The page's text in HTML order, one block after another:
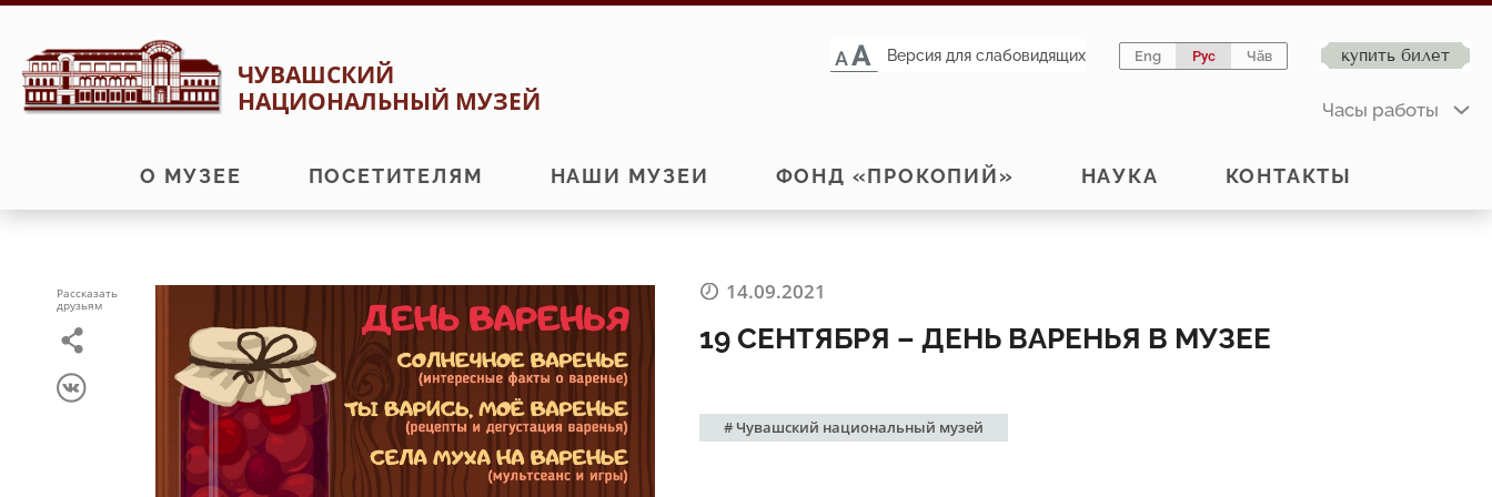
Перейти
к
навигации
Перейти
к
содержимому
ЧУВАШСКИЙ
НАЦИОНАЛЬНЫЙ МУЗЕЙ
Версия для слабовидящих Eng Рус Чӑв купить билет
Часы работы
О МУЗЕЕ ПОСЕТИТЕЛЯМ НАШИ МУЗЕИ ФОНД «ПРОКОПИЙ» НАУКА КОНТАКТЫ
Рассказать
друзьям
14.09.2021
19 СЕНТЯБРЯ – ДЕНЬ ВАРЕНЬЯ В МУЗЕЕ
# Чувашский национальный музей